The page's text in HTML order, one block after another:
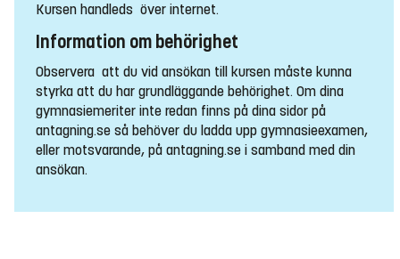
Kursen handleds över internet.
Information om behörighet
Observera att du vid ansökan till kursen måste kunna
styrka att du har grundläggande behörighet. Om dina
gymnasiemeriter inte redan finns på dina sidor på
antagning.se så behöver du ladda upp gymnasieexamen,
eller motsvarande, på antagning.se i samband med din
ansökan.